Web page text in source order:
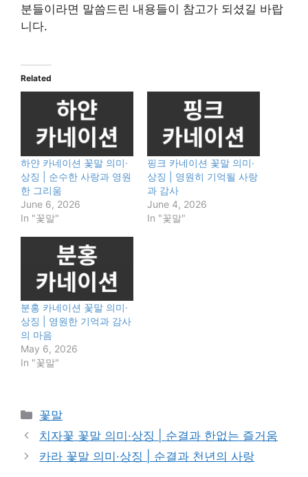
분들이라면 말씀드린 내용들이 참고가 되셨길 바랍
니다.
Related
하얀 카네이션 꽃말 의미·
상징 | 순수한 사랑과 영원
한 그리움
June 6, 2026
In "꽃말"
핑크 카네이션 꽃말 의미·
상징 | 영원히 기억될 사랑
과 감사
June 4, 2026
In "꽃말"
분홍 카네이션 꽃말 의미·
상징 | 영원한 기억과 감사
의 마음
May 6, 2026
In "꽃말"
Categories
꽃말
치자꽃 꽃말 의미·상징 | 순결과 한없는 즐거움
카라 꽃말 의미·상징 | 순결과 천년의 사랑